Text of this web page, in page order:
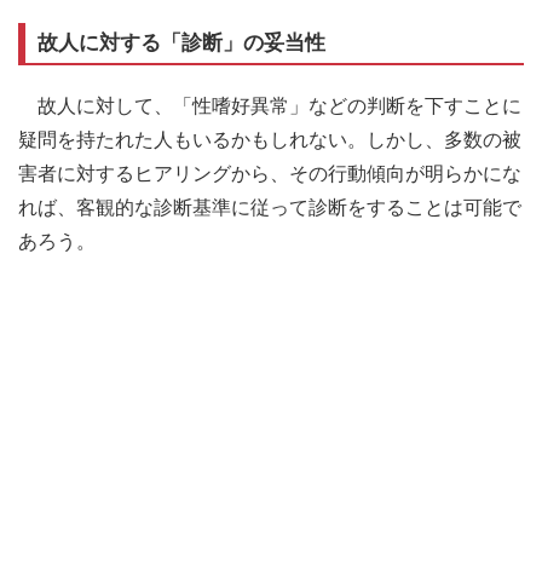
故人に対する「診断」の妥当性
故人に対して、「性嗜好異常」などの判断を下すことに
疑問を持たれた人もいるかもしれない。しかし、多数の被
害者に対するヒアリングから、その行動傾向が明らかにな
れば、客観的な診断基準に従って診断をすることは可能で
あろう。